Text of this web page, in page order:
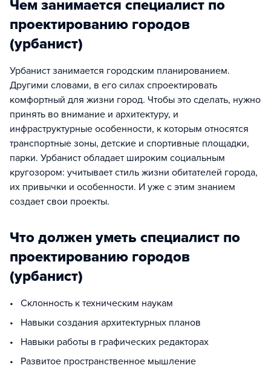
Чем занимается специалист по
проектированию городов
(урбанист)
Урбанист занимается городским планированием.
Другими словами, в его силах спроектировать
комфортный для жизни город. Чтобы это сделать, нужно
принять во внимание и архитектуру, и
инфраструктурные особенности, к которым относятся
транспортные зоны, детские и спортивные площадки,
парки. Урбанист обладает широким социальным
кругозором: учитывает стиль жизни обитателей города,
их привычки и особенности. И уже с этим знанием
создает свои проекты.
Что должен уметь специалист по
проектированию городов
(урбанист)
• Склонность к техническим наукам
• Навыки создания архитектурных планов
• Навыки работы в графических редакторах
• Развитое пространственное мышление